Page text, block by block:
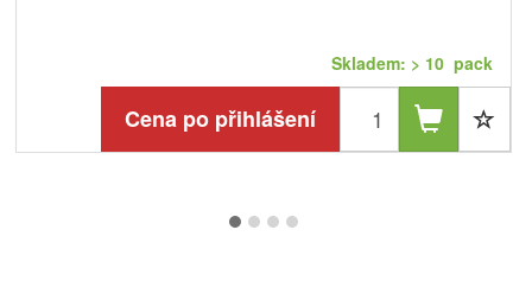
Skladem: > 10 pack
Cena po přihlášení